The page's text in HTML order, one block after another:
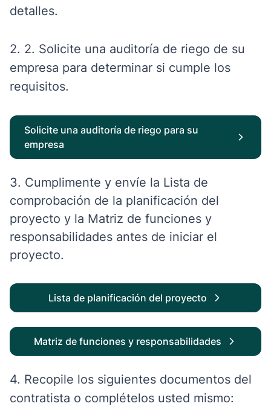
detalles.
2. 2. Solicite una auditoría de riego de su
empresa para determinar si cumple los
requisitos.
Solicite una auditoría de riego para su
empresa
3. Cumplimente y envíe la Lista de
comprobación de la planificación del
proyecto y la Matriz de funciones y
responsabilidades antes de iniciar el
proyecto.
Lista de planificación del proyecto
Matriz de funciones y responsabilidades
4. Recopile los siguientes documentos del
contratista o complételos usted mismo: